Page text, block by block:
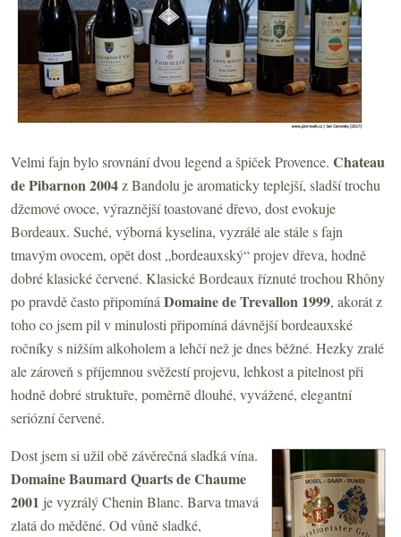
Velmi fajn bylo srovnání dvou legend a špiček Provence. Chateau
de Pibarnon 2004z Bandolu jearomaticky teplejší, sladší trochu
džemové ovoce, výraznější toastované dřevo, dost evokuje
Bordeaux. Suché, výborná kyselina, vyzrálé ale stále s fajn
tmavým ovocem, opět dost „bordeauxský“ projev dřeva, hodně
dobré klasické červené. Klasické Bordeaux říznuté trochou Rhôny
po pravdě často připomíná Domaine de Trevallon 1999, akorát z
toho co jsem pil v minulosti připomíná dávnější bordeauxské
ročníky s nižším alkoholem a lehčí než je dnes běžné. Hezky zralé
ale zároveň s příjemnou svěžestí projevu, lehkost a pitelnost při
hodně dobré struktuře, poměrně dlouhé, vyvážené, elegantní
seriózní červené.
Dost jsem si užil obě závěrečná sladká vína.
Domaine Baumard Quarts de Chaume
2001 je vyzrálý Chenin Blanc. Barva tmavá
zlatá do měděné. Od vůně sladké,